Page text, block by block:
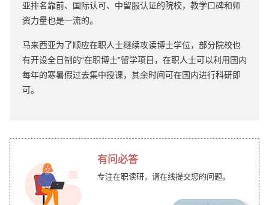
亚排名靠前、国际认可、中留服认证的院校，教学口碑和师
资力量也是一流的。
马来西亚为了顺应在职人士继续攻读博士学位，部分院校也
有开设全日制的“在职博士”留学项目，在职人士可以利用国内
每年的寒暑假过去集中授课，其余时间可在国内进行科研即
可。
有问必答
专注在职读研，请在线提交您的问题。